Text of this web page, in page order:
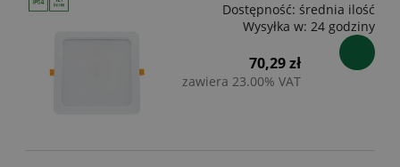
Dostępność: średnia ilość
Wysyłka w: 24 godziny
70,29 zł
zawiera 23.00% VAT